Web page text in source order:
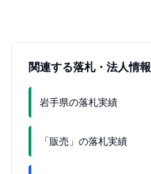
関連する落札・法人情報
岩手県の落札実績
「販売」の落札実績